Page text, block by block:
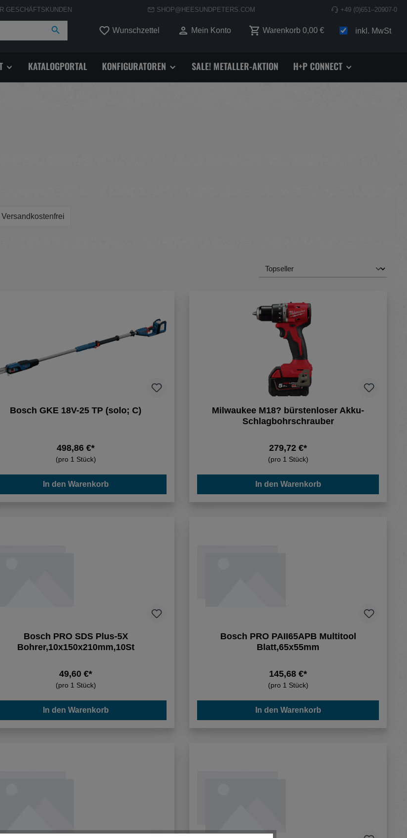
GESCHÄFTSKUNDEN SHOP@HEESUNDPETERS.COM +49 (0)651–20907-0
Wunschzettel Du hast 0 Produkte auf dem Merkzettel
Mein Konto Warenkorb 0,00 € inkl. MwSt
KATALOGPORTAL KONFIGURATOREN SALE! METALLER-AKTION H+P CONNECT
Filter hinzufügen: Versandkostenfrei
Versandkostenfrei
Bosch GKE 18V-25 TP (solo; C)
498,86 €*
(pro 1 Stück)
In den Warenkorb
Milwaukee M18? bürstenloser Akku-
Schlagbohrschrauber
279,72 €*
(pro 1 Stück)
In den Warenkorb
Bosch PRO SDS Plus-5X
Bohrer,10x150x210mm,10St
49,60 €*
(pro 1 Stück)
In den Warenkorb
Bosch PRO PAII65APB Multitool
Blatt,65x55mm
145,68 €*
(pro 1 Stück)
In den Warenkorb